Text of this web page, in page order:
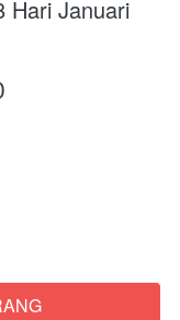
Hari Januari